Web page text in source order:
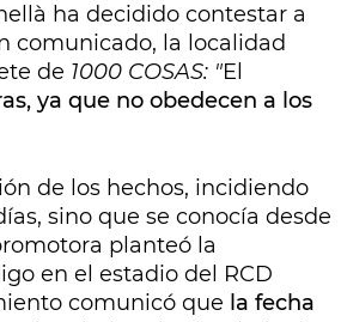
ha decidido contestar a
comunicado, la localidad
de 1000 COSAS: "El
ya que no obedecen a los
de los hechos, incidiendo
sino que se conocía desde
planteó la
en el estadio del RCD
comunicó que la fecha